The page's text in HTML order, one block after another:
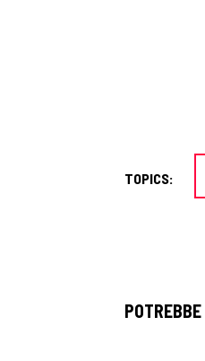
TOPICS: